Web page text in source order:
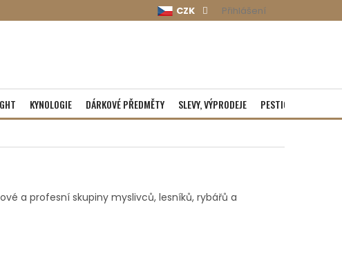
CZK Přihlášení
KYNOLOGIE DÁRKOVÉ PŘEDMĚTY SLEVY, VÝPRODEJE PESTICIDY
a profesní skupiny myslivců, lesníků, rybářů a